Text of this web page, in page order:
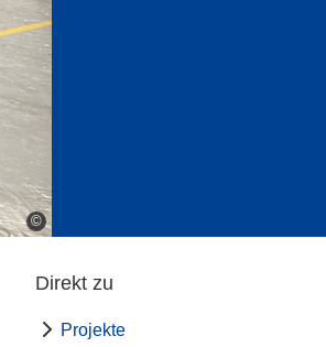
©
Direkt zu
Projekte